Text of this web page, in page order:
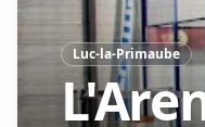
Luc-la-Primaube